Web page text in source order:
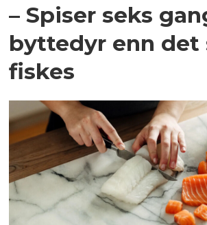
– Spiser seks
byttedyr enn det
fiskes